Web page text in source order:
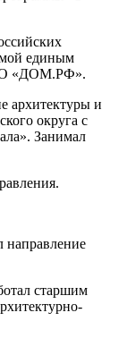
единым
«ДОМ.РФ».
архитектуры и
округа с
Занимал
направление
старшим